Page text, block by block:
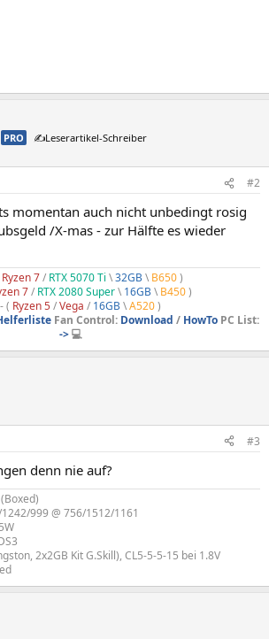
PRO ✍️Leserartikel-Schreiber
#2
momentan auch nicht unbedingt rosig
/X-mas - zur Hälfte es wieder
Ryzen 7/ RTX 5070 Ti \32GB\ B650)
7/ RTX 2080 Super\ 16GB\ B450)
( Ryzen 5/Vega / 16GB\A520)
Fan Control: Download / HowTo PC List:
->💻
#3
denn nie auf?
999 @ 756/1512/1161
2x2GB Kit G.Skill), CL5-5-5-15 bei 1.8V